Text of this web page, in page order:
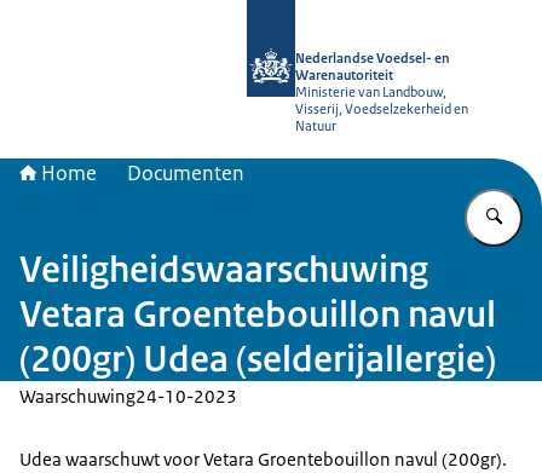
Nederlandse Voedsel- en
Warenautoriteit
Ministerie van Landbouw,
Visserij, Voedselzekerheid en
Natuur
Home Documenten
Veiligheidswaarschuwing
Vetara Groentebouillon navul
(200gr) Udea (selderijallergie)
Waarschuwing24-10-2023
Udea waarschuwt voor Vetara Groentebouillon navul (200gr).